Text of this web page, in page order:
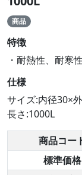
商品
特徴
・耐熱性、耐寒
仕様
サイズ:内径30×
長さ:1000L
商品コー
標準価格